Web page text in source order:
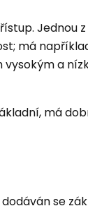
Jednou
má
vysokým a
má
se